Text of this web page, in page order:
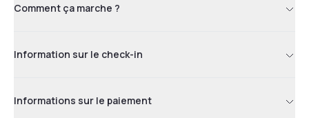
Comment ça marche ?
Information sur le check-in
Informations sur le paiement